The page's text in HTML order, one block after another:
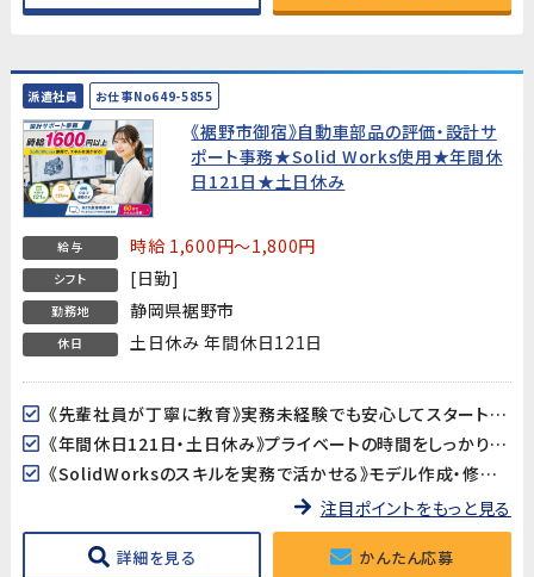
派遣社員 お仕事No649-5855
《裾野市御宿》自動車部品の評価・設計サ
ポート事務★Solid Works使用★年間休
日121日★土日休み
給与 時給 1,600円～1,800円
シフト [日勤]
勤務地 静岡県裾野市
休日 土日休み 年間休日121日
《先輩社員が丁寧に教育》実務未経験でも安心してスタートできます。評価試験の経験が浅い方も、手順書に沿って進めるので大丈夫です。
《年間休日121日・土日休み》プライベートの時間をしっかり確保できる環境です。
《SolidWorksのスキルを実務で活かせる》モデル作成・修正のスキルを、大手自動車部品メーカーの開発現場で活かせます。
注目ポイントをもっと見る
詳細を見る かんたん応募